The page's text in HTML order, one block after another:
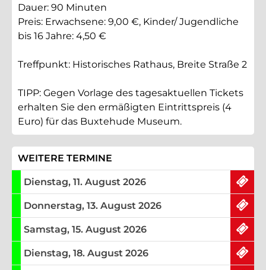
Dauer: 90 Minuten
Preis: Erwachsene: 9,00 €, Kinder/ Jugendliche
bis 16 Jahre: 4,50 €
Treffpunkt: Historisches Rathaus, Breite Straße 2
TIPP: Gegen Vorlage des tagesaktuellen Tickets
erhalten Sie den ermäßigten Eintrittspreis (4
Euro) für das Buxtehude Museum.
WEITERE TERMINE
ausreichend Tickets am
Dienstag, 11. August 2026
ausreichend Tickets am
Donnerstag, 13. August 2026
ausreichend Tickets am
Samstag, 15. August 2026
ausreichend Tickets am
Dienstag, 18. August 2026